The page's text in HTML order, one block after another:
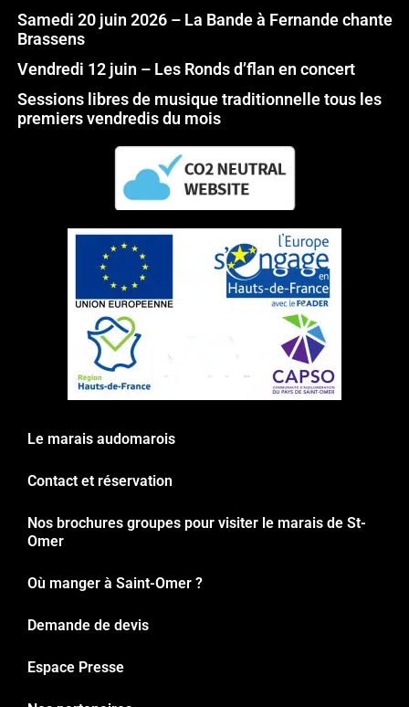
Samedi 20 juin 2026 – La Bande à Fernande chante
Brassens
Vendredi 12 juin – Les Ronds d’flan en concert
Sessions libres de musique traditionnelle tous les
premiers vendredis du mois
Le marais audomarois
Contact et réservation
Nos brochures groupes pour visiter le marais de St-
Omer
Où manger à Saint-Omer ?
Demande de devis
Espace Presse